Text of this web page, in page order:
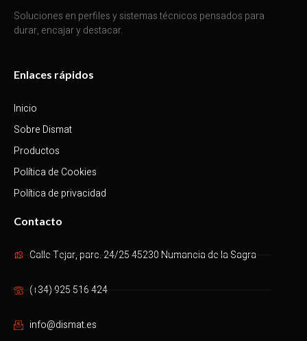
Soluciones en perfiles y sistemas técnicos pensados para
durar, encajar y destacar.
Enlaces rápidos
Inicio
Sobre Dismat
Productos
Política de Cookies
Política de privacidad
Contacto
Calle Tejar, parc. 24/25 45230 Numancia de la Sagra
(+34) 925 516 424
info@dismat.es